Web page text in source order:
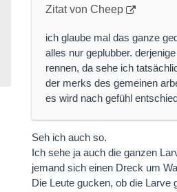
Zitat von Cheep
ich glaube mal das ganze
alles nur geplubber.
rennen, da sehe ich
der merks des gemeinen
es wird nach gefühl
Seh ich auch so.
Ich sehe ja auch die ganzen
jemand sich einen Dreck um
Die Leute gucken, ob die